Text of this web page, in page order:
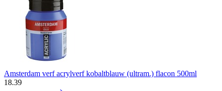
Amsterdam verf acrylverf kobaltblauw (ultram.) flacon 500ml
18.39